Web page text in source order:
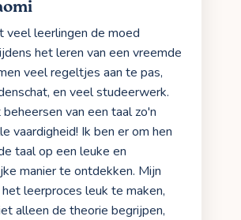
veel leerlingen de moed
het leren van een vreemde
veel regeltjes aan te pas,
en veel studeerwerk.
beheersen van een taal zo'n
vaardigheid! Ik ben er om hen
taal op een leuke en
manier te ontdekken. Mijn
leerproces leuk te maken,
alleen de theorie begrijpen,